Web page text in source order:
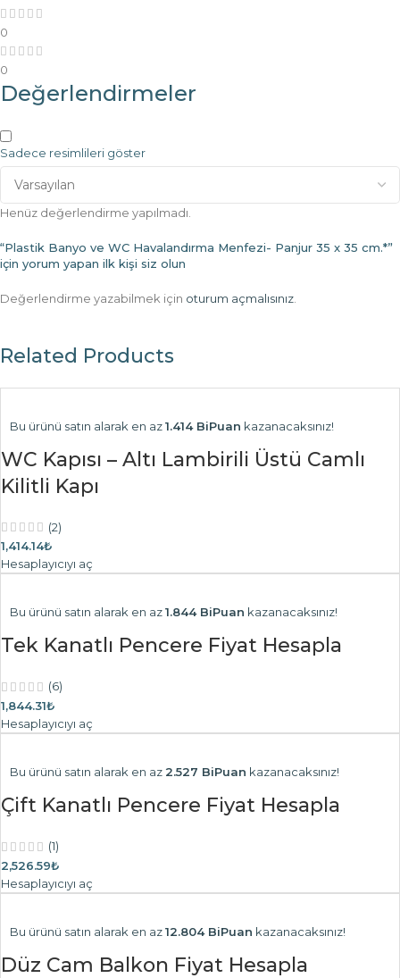
0
0
Değerlendirmeler
Sadece resimlileri göster
Henüz değerlendirme yapılmadı.
“Plastik Banyo ve WC Havalandırma Menfezi- Panjur 35 x 35 cm.*”
için yorum yapan ilk kişi siz olun
Değerlendirme yazabilmek için oturum açmalısınız
Related Products
Bu ürünü satın alarak en az1.414 BiPuan kazanacaksınız!
WC Kapısı – Altı Lambirili Üstü Camlı
Kilitli Kapı
(2)
1,414.14₺
Hesaplayıcıyı aç
Bu ürünü satın alarak en az1.844 BiPuan kazanacaksınız!
Tek Kanatlı Pencere Fiyat Hesapla
(6)
1,844.31₺
Hesaplayıcıyı aç
Bu ürünü satın alarak en az 2.527 BiPuan kazanacaksınız!
Çift Kanatlı Pencere Fiyat Hesapla
(1)
2,526.59₺
Hesaplayıcıyı aç
Bu ürünü satın alarak en az12.804 BiPuan kazanacaksınız!
Düz Cam Balkon Fiyat Hesapla